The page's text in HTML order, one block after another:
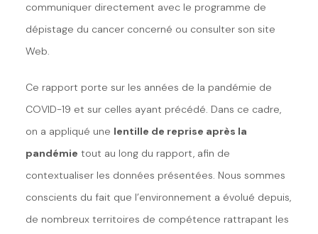
communiquer directement avec le programme de
dépistage du cancer concerné ou consulter son site
Web.
Ce rapport porte sur les années de la pandémie de
COVID-19 et sur celles ayant précédé. Dans ce cadre,
on a appliqué une lentille de reprise après la
pandémie tout au long du rapport, afin de
contextualiser les données présentées. Nous sommes
conscients du fait que l’environnement a évolué depuis,
de nombreux territoires de compétence rattrapant les